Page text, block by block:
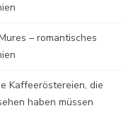
– romantisches
Kaffeeröstereien, die
haben müssen